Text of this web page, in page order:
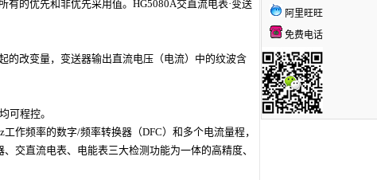
有的优先和非优先采用值。HG5080A交直流电表·变送
的改变量，变送器输出直流电压（电流）中的纹波含
可程控。
作频率的数字/频率转换器（DFC）和多个电流量程，
交直流电表、电能表三大检测功能为一体的高精度、
阿里旺旺
免费电话